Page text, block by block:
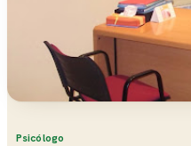
Psicólogo